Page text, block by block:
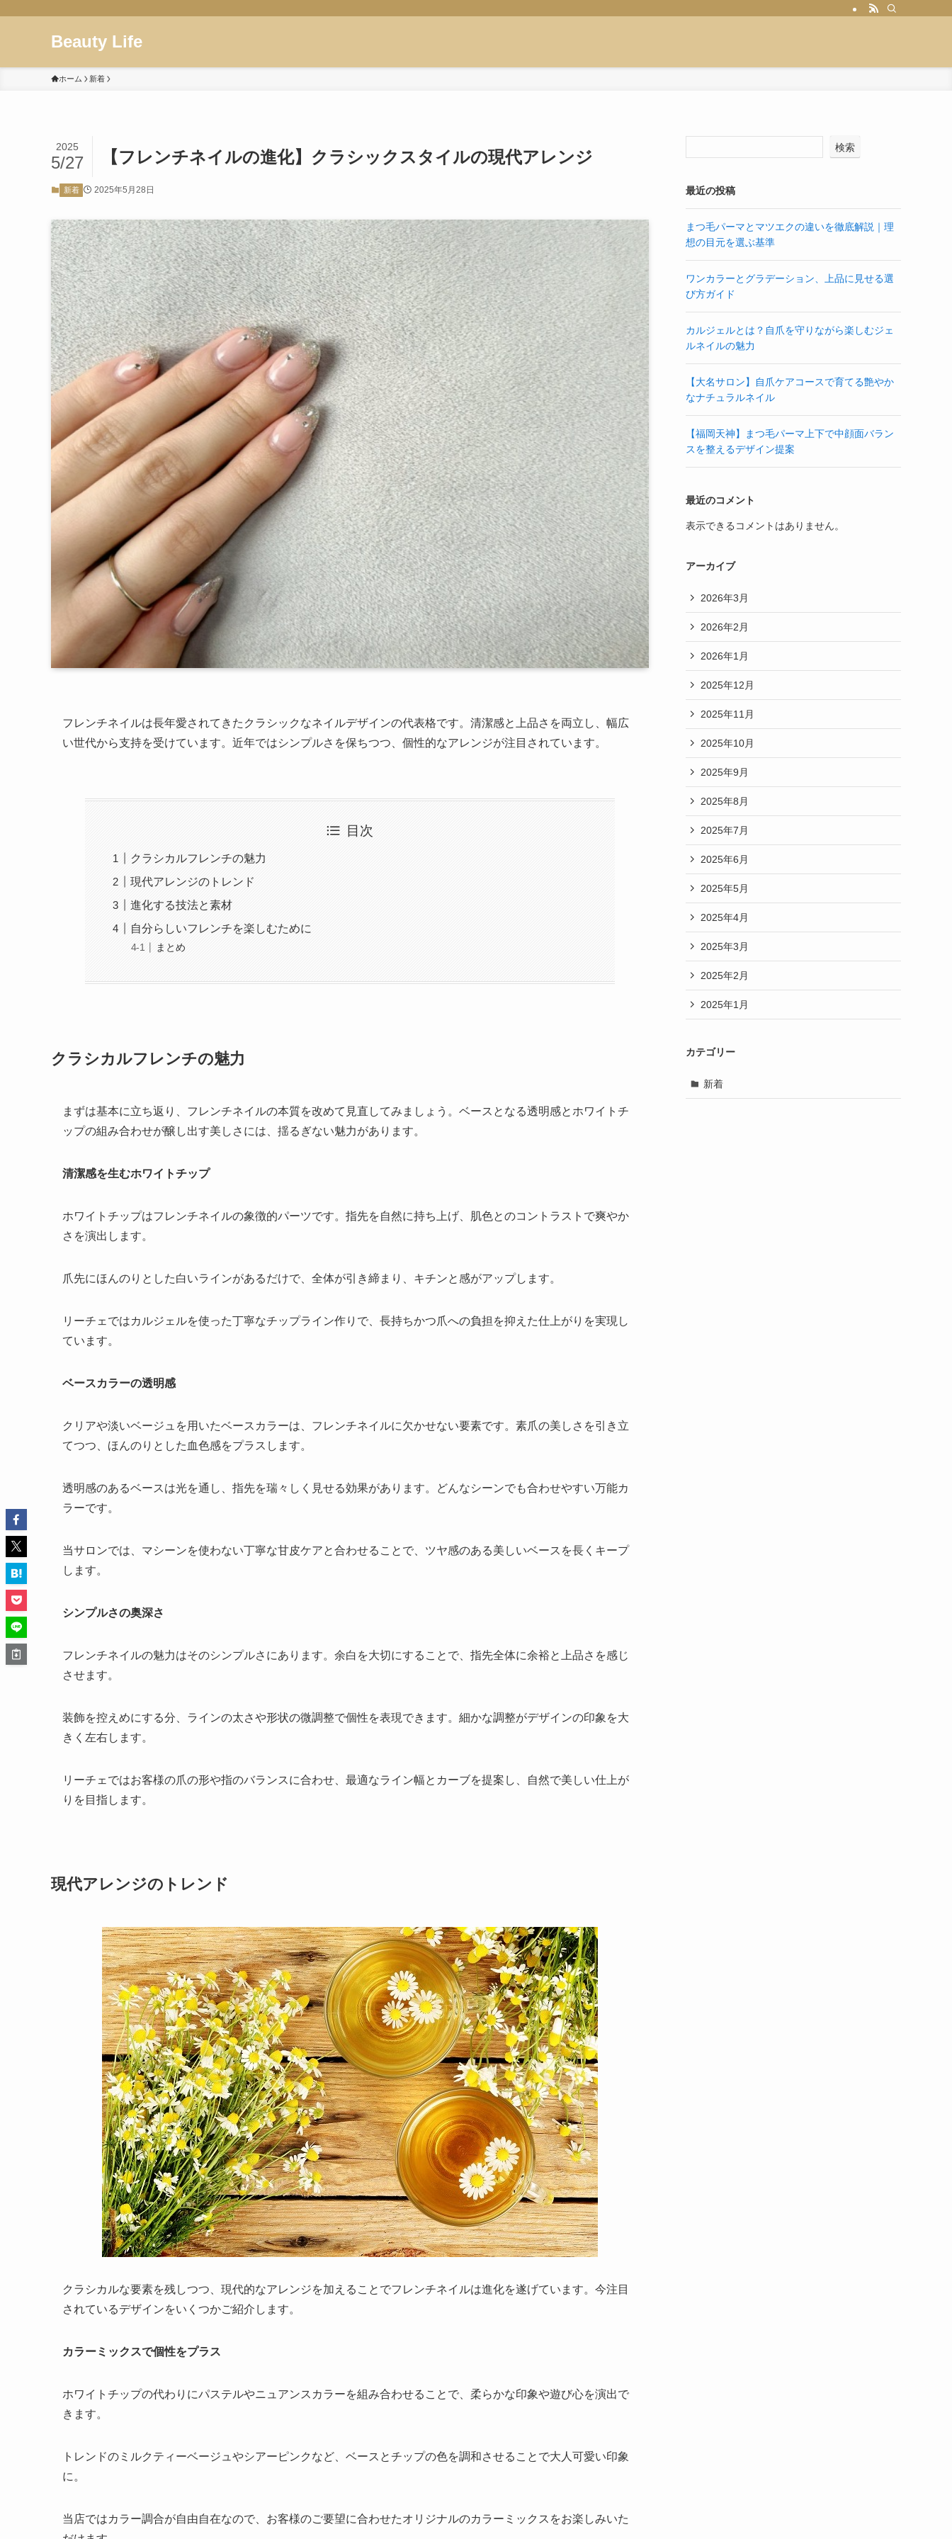
Beauty Life
ホーム 新着
【フレンチネイルの進化】クラシックスタイルの現代アレンジ
2025
5/27
新着 2025年5月28日
フレンチネイルは長年愛されてきたクラシックなネイルデザインの代表格です。清潔感と上品さを両立し、幅広
い世代から支持を受けています。近年ではシンプルさを保ちつつ、個性的なアレンジが注目されています。
目次
クラシカルフレンチの魅力
現代アレンジのトレンド
進化する技法と素材
自分らしいフレンチを楽しむために
まとめ
クラシカルフレンチの魅力
まずは基本に立ち返り、フレンチネイルの本質を改めて見直してみましょう。ベースとなる透明感とホワイトチ
ップの組み合わせが醸し出す美しさには、揺るぎない魅力があります。
清潔感を生むホワイトチップ
ホワイトチップはフレンチネイルの象徴的パーツです。指先を自然に持ち上げ、肌色とのコントラストで爽やか
さを演出します。
爪先にほんのりとした白いラインがあるだけで、全体が引き締まり、キチンと感がアップします。
リーチェではカルジェルを使った丁寧なチップライン作りで、長持ちかつ爪への負担を抑えた仕上がりを実現し
ています。
ベースカラーの透明感
クリアや淡いベージュを用いたベースカラーは、フレンチネイルに欠かせない要素です。素爪の美しさを引き立
てつつ、ほんのりとした血色感をプラスします。
透明感のあるベースは光を通し、指先を瑞々しく見せる効果があります。どんなシーンでも合わせやすい万能カ
ラーです。
当サロンでは、マシーンを使わない丁寧な甘皮ケアと合わせることで、ツヤ感のある美しいベースを長くキープ
します。
シンプルさの奥深さ
フレンチネイルの魅力はそのシンプルさにあります。余白を大切にすることで、指先全体に余裕と上品さを感じ
させます。
装飾を控えめにする分、ラインの太さや形状の微調整で個性を表現できます。細かな調整がデザインの印象を大
きく左右します。
リーチェではお客様の爪の形や指のバランスに合わせ、最適なライン幅とカーブを提案し、自然で美しい仕上が
りを目指します。
現代アレンジのトレンド
クラシカルな要素を残しつつ、現代的なアレンジを加えることでフレンチネイルは進化を遂げています。今注目
されているデザインをいくつかご紹介します。
カラーミックスで個性をプラス
ホワイトチップの代わりにパステルやニュアンスカラーを組み合わせることで、柔らかな印象や遊び心を演出で
きます。
トレンドのミルクティーベージュやシアーピンクなど、ベースとチップの色を調和させることで大人可愛い印象
に。
当店ではカラー調合が自由自在なので、お客様のご要望に合わせたオリジナルのカラーミックスをお楽しみいた
検索
最近の投稿
まつ毛パーマとマツエクの違いを徹底解説｜理
想の目元を選ぶ基準
ワンカラーとグラデーション、上品に見せる選
び方ガイド
カルジェルとは？自爪を守りながら楽しむジェ
ルネイルの魅力
【大名サロン】自爪ケアコースで育てる艶やか
なナチュラルネイル
【福岡天神】まつ毛パーマ上下で中顔面バラン
スを整えるデザイン提案
最近のコメント
表示できるコメントはありません。
アーカイブ
2026年3月
2026年2月
2026年1月
2025年12月
2025年11月
2025年10月
2025年9月
2025年8月
2025年7月
2025年6月
2025年5月
2025年4月
2025年3月
2025年2月
2025年1月
カテゴリー
新着